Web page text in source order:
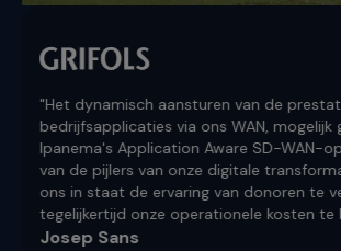
"Het dynamisch aansturen van de
bedrijfsapplicaties via ons WAN, mogelijk
Ipanema's Application Aware SD-WAN-
van de pijlers van onze digitale
ons in staat de ervaring van donoren te
tegelijkertijd onze operationele kosten te
Josep Sans